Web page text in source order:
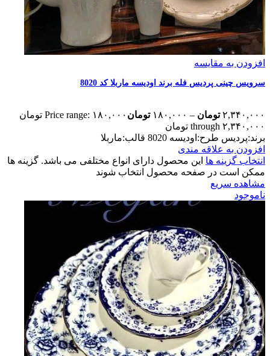
افزودن به مقایسه
سرویس چینی پردیس فله برند اودیسه ماربلا کد 8020
۲,۳۴۰,۰۰۰ تومان – ۱۸۰,۰۰۰ تومان
Price range: ۱۸۰,۰۰۰ تومان
through ۲,۳۴۰,۰۰۰ تومان
برند:پردیس طرح:اودیسه 8020 قالب:ماربلا
افزودن به علاقه مندی
انتخاب گزینه ها این محصول دارای انواع مختلفی می باشد. گزینه ها
ممکن است در صفحه محصول انتخاب شوند
مشاهده سریع
ناموجود